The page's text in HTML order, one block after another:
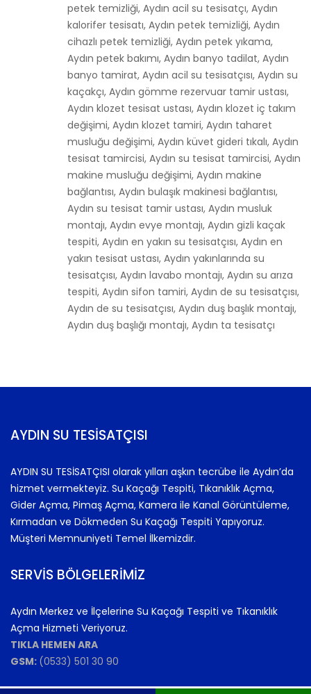
petek temizliği, Aydın acil su tesisatçı, Aydın
kalorifer tesisatı, Aydın petek temizliği, Aydın
cihazlı petek temizliği, Aydın petek yıkama,
Aydın petek bakımı, Aydın banyo tadilat, Aydın
banyo tamirat, Aydın acil su tesisatçısı, Aydın su
kaçakçı, Aydın gömme rezervuar tamir ustası,
Aydın klozet tesisat ustası, Aydın klozet iç takım
değişimi, Aydın klozet tamiri, Aydın taharet
musluğu değişimi, Aydın küvet gideri tıkalı, Aydın
tesisat tamircisi, Aydın su tesisat tamircisi, Aydın
makine musluğu değişimi, Aydın makine
bağlantısı, Aydın bulaşık makinesi bağlantısı,
Aydın su tesisat tamir ustası, Aydın musluk
montajı, Aydın evye montajı, Aydın gizli kaçak
tespiti, Aydın en yakın su tesisatçısı, Aydın en
yakın tesisat ustası, Aydın yakınlarında su
tesisatçısı, Aydın lavabo montajı, Aydın su arıza
tespiti, Aydın sifon tamiri, Aydın de su tesisatçısı,
Aydın de su tesisatçısı, Aydın duş başlık montajı,
Aydın duş başlığı montajı, Aydın ta tesisatçı
AYDIN SU TESİSATÇISI
AYDIN SU TESİSATÇISI olarak yılları aşkın tecrübe ile Aydın’da
hizmet vermekteyiz. Su Kaçağı Tespiti, Tıkanıklık Açma,
Gider Açma, Pimaş Açma, Kamera ile Kanal Görüntüleme,
Kırmadan ve Dökmeden Su Kaçağı Tespiti Yapıyoruz.
Müşteri Memnuniyeti Temel İlkemizdir.
SERVİS BÖLGELERİMİZ
Aydın Merkez ve İlçelerine Su Kaçağı Tespiti ve Tıkanıklık
Açma Hizmeti Veriyoruz.
TIKLA HEMEN ARA
GSM: (0533) 501 30 90